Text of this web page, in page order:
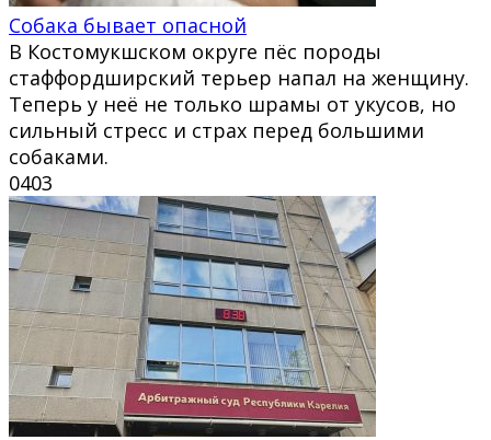
Собака бывает опасной
В Костомукшском округе пёс породы
стаффордширский терьер напал на женщину.
Теперь у неё не только шрамы от укусов, но
сильный стресс и страх перед большими
собаками.
0403